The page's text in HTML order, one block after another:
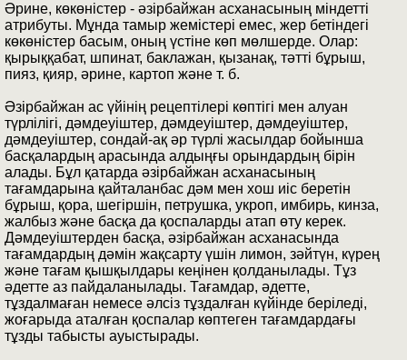
Әрине, көкөністер - әзірбайжан асханасының міндетті
атрибуты. Мұнда тамыр жемістері емес, жер бетіндегі
көкөністер басым, оның үстіне көп мөлшерде. Олар:
қырыққабат, шпинат, баклажан, қызанақ, тәтті бұрыш,
пияз, қияр, әрине, картоп және т. б.
Әзірбайжан ас үйінің рецептілері көптігі мен алуан
түрлілігі, дәмдеуіштер, дәмдеуіштер, дәмдеуіштер,
дәмдеуіштер, сондай-ақ әр түрлі жасылдар бойынша
басқалардың арасында алдыңғы орындардың бірін
алады. Бұл қатарда әзірбайжан асханасының
тағамдарына қайталанбас дәм мен хош иіс беретін
бұрыш, қора, шегіршін, петрушка, укроп, имбирь, кинза,
жалбыз және басқа да қоспаларды атап өту керек.
Дәмдеуіштерден басқа, әзірбайжан асханасында
тағамдардың дәмін жақсарту үшін лимон, зәйтүн, күрең
және тағам қышқылдары кеңінен қолданылады. Тұз
әдетте аз пайдаланылады. Тағамдар, әдетте,
тұздалмаған немесе әлсіз тұздалған күйінде беріледі,
жоғарыда аталған қоспалар көптеген тағамдардағы
тұзды табысты ауыстырады.